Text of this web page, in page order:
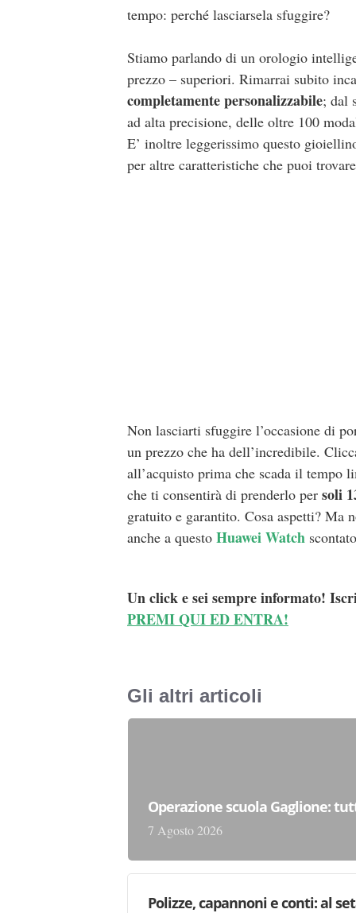
tempo: perché lasciarsela sfuggire?
Stiamo parlando di un orologio
prezzo – superiori. Rimarrai subito
completamente personalizzabile; dal
ad alta precisione, delle oltre 100
E’ inoltre leggerissimo questo
per altre caratteristiche che puoi
Non lasciarti sfuggire l’occasione di
un prezzo che ha dell’incredibile.
all’acquisto prima che scada il
che ti consentirà di prenderlo per soli
gratuito e garantito. Cosa aspetti? Ma
anche a questo Huawei Watch
Un click e sei sempre informato!
PREMI QUI ED ENTRA!
Gli altri articoli
Operazione scuola Gaglione:
7 Agosto 2026
Polizze, capannoni e conti: al